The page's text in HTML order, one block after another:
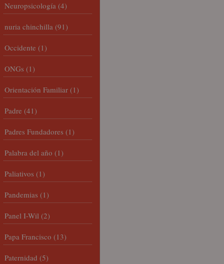
Neuropsicología (4)
nuria chinchilla (91)
Occidente (1)
ONGs (1)
Orientación Familiar (1)
Padre (41)
Padres Fundadores (1)
Palabra del año (1)
Paliativos (1)
Pandemias (1)
Panel I-Wil (2)
Papa Francisco (13)
Paternidad (5)